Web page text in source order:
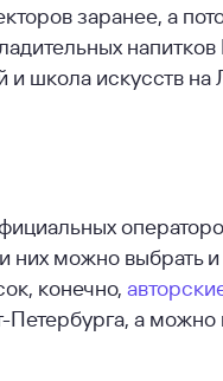
заранее, а
школа искусств на
них можно выбрать
конечно,
а